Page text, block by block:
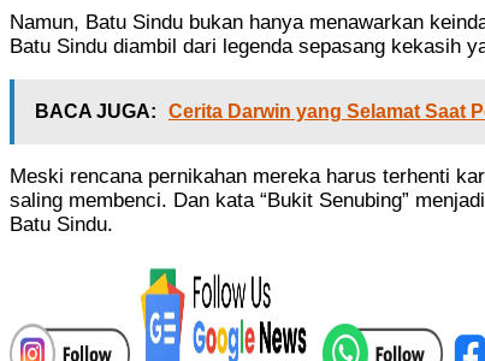
Namun, Batu Sindu bukan hanya menawarkan
Batu Sindu diambil dari legenda sepasang kekasih
BACA JUGA: Cerita Darwin yang Selamat Saat
Meski rencana pernikahan mereka harus terhenti
saling membenci. Dan kata “Bukit Senubing”
Batu Sindu.